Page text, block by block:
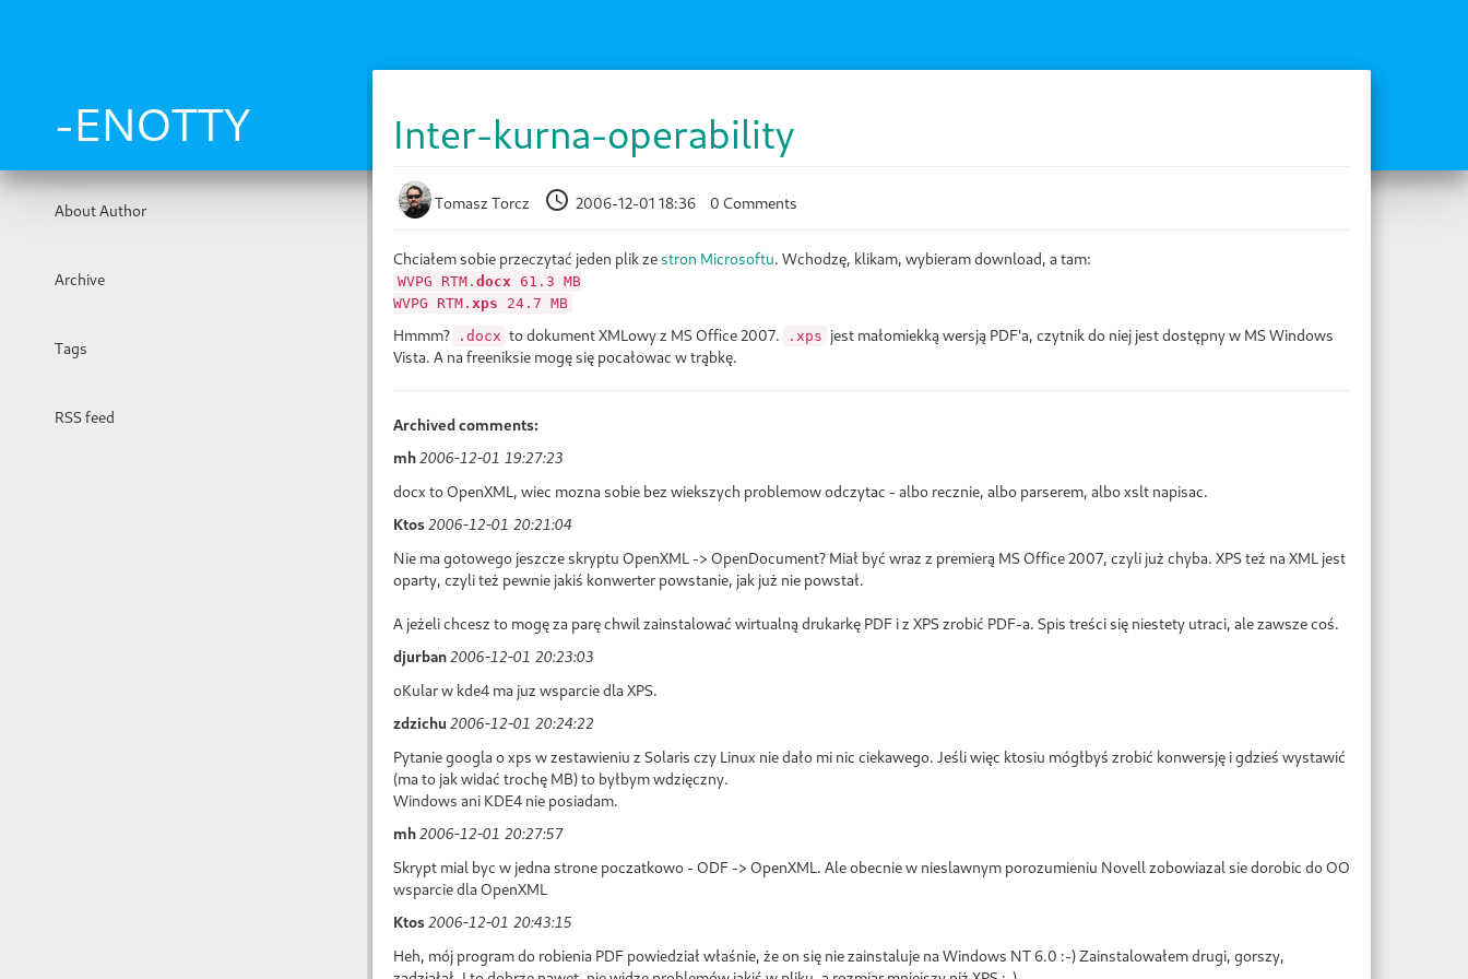
-ENOTTY
About Author
Archive
Tags
RSS feed
Inter-kurna-operability
Tomasz Torcz 2006-12-01 18:36 0 Comments
Chciałem sobie przeczytać jeden plik zestron Microsoftu. Wchodzę, klikam, wybieram download, a tam:
WVPG RTM. docx 61.3 MB
WVPG RTM. xps 24.7 MB
Hmmm? .docx to dokument XMLowy z MS Office 2007. .xps jest małomiekką wersją PDF'a, czytnik do niej jest dostępny w MS Windows
Vista. A na freeniksie mogę się pocałowac w trąbkę.
Archived comments:
mh2006-12-01 19:27:23
docx to OpenXML, wiec mozna sobie bez wiekszych problemow odczytac - albo recznie, albo parserem, albo xslt napisac.
Ktos2006-12-01 20:21:04
Nie ma gotowego jeszcze skryptu OpenXML -> OpenDocument? Miał być wraz z premierą MS Office 2007, czyli już chyba. XPS też na XML jest
oparty, czyli też pewnie jakiś konwerter powstanie, jak już nie powstał.
A jeżeli chcesz to mogę za parę chwil zainstalować wirtualną drukarkę PDF i z XPS zrobić PDF-a. Spis treści się niestety utraci, ale zawsze coś.
djurban2006-12-01 20:23:03
oKular w kde4 ma juz wsparcie dla XPS.
zdzichu 2006-12-01 20:24:22
Pytanie googla o xps w zestawieniu z Solaris czy Linux nie dało mi nic ciekawego. Jeśli więc ktosiu mógłbyś zrobić konwersję i gdzieś wystawić
(ma to jak widać trochę MB) to byłbym wdzięczny.
Windows ani KDE4 nie posiadam.
mh2006-12-01 20:27:57
Skrypt mial byc w jedna strone poczatkowo - ODF -> OpenXML. Ale obecnie w nieslawnym porozumieniu Novell zobowiazal sie dorobic do OO
wsparcie dla OpenXML
Ktos2006-12-01 20:43:15
Heh, mój program do robienia PDF powiedział właśnie, że on się nie zainstaluje na Windows NT 6.0 :-) Zainstalowałem drugi, gorszy,